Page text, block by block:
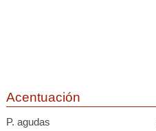
Acentuación
P. agudas